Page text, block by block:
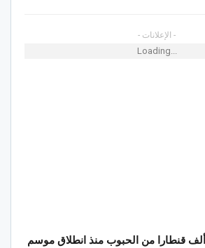
- الإعلانات -
Loading...
قفصة.. تجميع 104 ألف قنطارا من الحبوب منذ انطلاق موسم